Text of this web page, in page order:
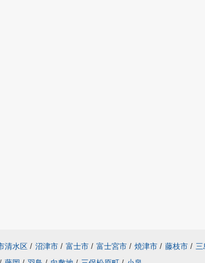
清水区 / 沼津市 / 富士市 / 富士宮市 / 焼津市 / 藤枝市 / 三